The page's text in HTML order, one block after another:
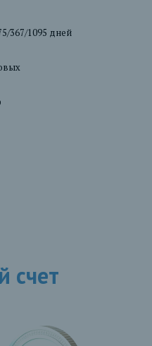
367/1095 дней
счет